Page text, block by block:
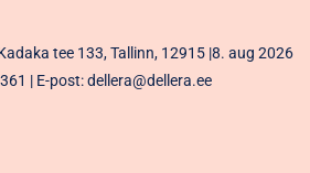
tee 133, Tallinn, 12915 |8. aug 2026
| E-post: dellera@dellera.ee